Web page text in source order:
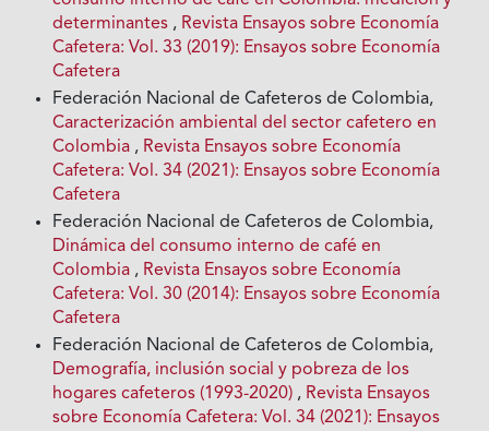
determinantes , Revista Ensayos sobre Economía
Cafetera: Vol. 33 (2019): Ensayos sobre Economía
Cafetera
Federación Nacional de Cafeteros de Colombia,
Caracterización ambiental del sector cafetero en
Colombia , Revista Ensayos sobre Economía
Cafetera: Vol. 34 (2021): Ensayos sobre Economía
Cafetera
Federación Nacional de Cafeteros de Colombia,
Dinámica del consumo interno de café en
Colombia , Revista Ensayos sobre Economía
Cafetera: Vol. 30 (2014): Ensayos sobre Economía
Cafetera
Federación Nacional de Cafeteros de Colombia,
Demografía, inclusión social y pobreza de los
hogares cafeteros (1993-2020) , Revista Ensayos
sobre Economía Cafetera: Vol. 34 (2021): Ensayos